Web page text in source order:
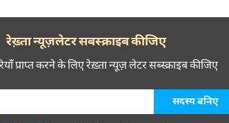
रेख़्ता न्यूज़लेटर सबस्क्राइब कीजिए
प्राप्त करने के लिए रेख़्ता न्यूज़ लेटर सब्स्क्राइब कीजिए